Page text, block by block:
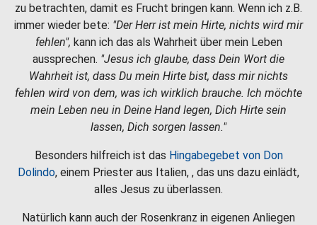
zu betrachten, damit es Frucht bringen kann. Wenn ich z.B.
immer wieder bete: "Der Herr ist mein Hirte, nichts wird mir
fehlen", kann ich das als Wahrheit über mein Leben
aussprechen. "Jesus ich glaube, dass Dein Wort die
Wahrheit ist, dass Du mein Hirte bist, dass mir nichts
fehlen wird von dem, was ich wirklich brauche. Ich möchte
mein Leben neu in Deine Hand legen, Dich Hirte sein
lassen, Dich sorgen lassen."
Besonders hilfreich ist das Hingabegebet von Don
Dolindo, einem Priester aus Italien, , das uns dazu einlädt,
alles Jesus zu überlassen.
Natürlich kann auch der Rosenkranz in eigenen Anliegen